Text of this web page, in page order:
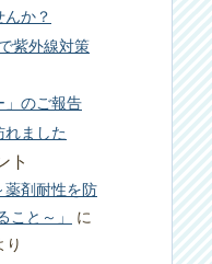
か？
紫外線対策
」のご報告
れました
ト
薬剤耐性を防
こと～」
に
り